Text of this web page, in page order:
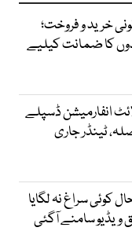
خرید و فروخت؛
کا ضمانت کیلیے
انفارمیشن ڈسپلے
ٹینڈر جاری
کوئی سراغ نہ لگایا
ویڈیو سامنے آگئی